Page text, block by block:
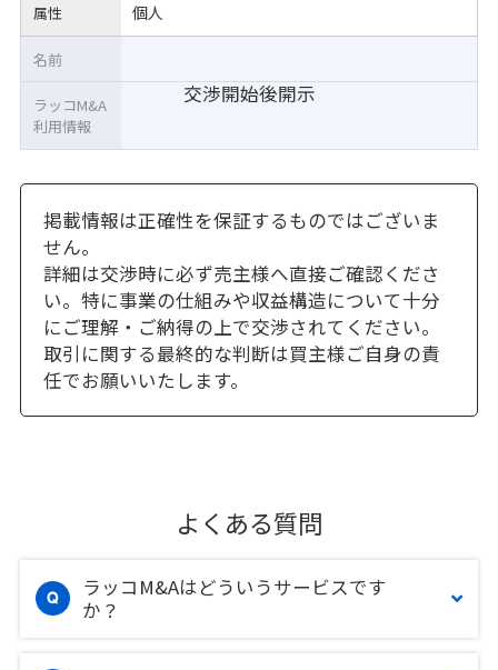
属性 個人
交渉開始後開示
名前
ラッコM&A
利用情報
掲載情報は正確性を保証するものではございま
せん。
詳細は交渉時に必ず売主様へ直接ご確認くださ
い。特に事業の仕組みや収益構造について十分
にご理解・ご納得の上で交渉されてください。
取引に関する最終的な判断は買主様ご自身の責
任でお願いいたします。
よくある質問
ラッコM&Aはどういうサービスです
か？